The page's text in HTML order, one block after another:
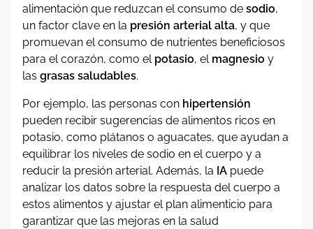
alimentación que reduzcan el consumo de sodio,
un factor clave en la presión arterial alta, y que
promuevan el consumo de nutrientes beneficiosos
para el corazón, como el potasio, el magnesio y
las grasas saludables.
Por ejemplo, las personas con hipertensión
pueden recibir sugerencias de alimentos ricos en
potasio, como plátanos o aguacates, que ayudan a
equilibrar los niveles de sodio en el cuerpo y a
reducir la presión arterial. Además, la IA puede
analizar los datos sobre la respuesta del cuerpo a
estos alimentos y ajustar el plan alimenticio para
garantizar que las mejoras en la salud